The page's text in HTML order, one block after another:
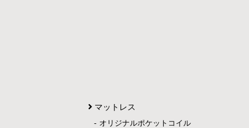
マットレス
オリジナルポケットコイル